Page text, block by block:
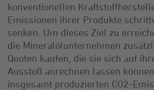
konventionellen
Emissionen ihrer Produkte
senken. Um dieses Ziel zu
die Mineralölunternehmen
Quoten kaufen, die sie sich auf
Ausstoß anrechnen lassen
insgesamt produzierten CO2-